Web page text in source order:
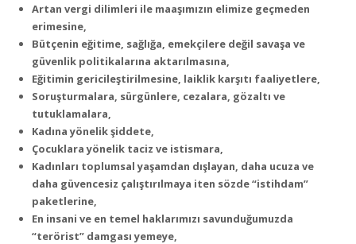
Artan vergi dilimleri ile maaşımızın elimize geçmeden
erimesine,
Bütçenin eğitime, sağlığa, emekçilere değil savaşa ve
güvenlik politikalarına aktarılmasına,
Eğitimin gericileştirilmesine, laiklik karşıtı faaliyetlere,
Soruşturmalara, sürgünlere, cezalara, gözaltı ve
tutuklamalara,
Kadına yönelik şiddete,
Çocuklara yönelik taciz ve istismara,
Kadınları toplumsal yaşamdan dışlayan, daha ucuza ve
daha güvencesiz çalıştırılmaya iten sözde “istihdam”
paketlerine,
En insani ve en temel haklarımızı savunduğumuzda
“terörist” damgası yemeye,